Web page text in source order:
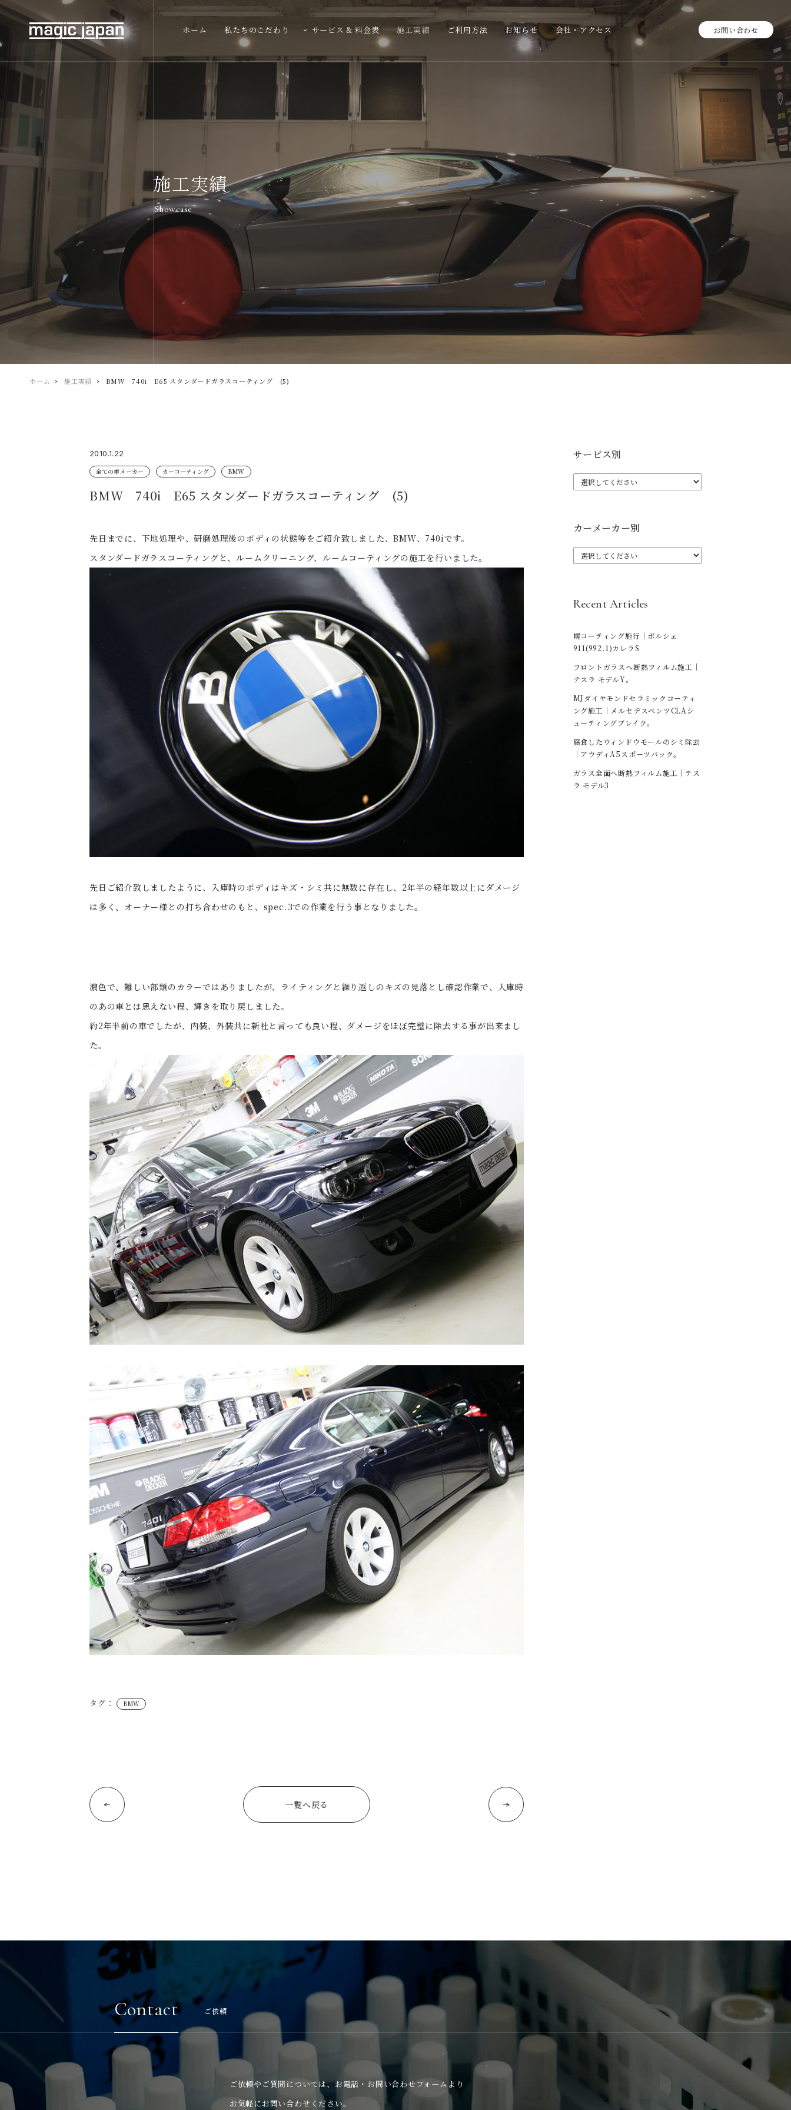
ホーム 私たちのこだわり サービス & 料金表 施工実績 ご利用方法 お知らせ 会社・アクセス お問い合わせ
施工実績
Showcase
ホーム 施工実績 BMW 740i E65 スタンダードガラスコーティング (5)
2010.1.22
全ての車メーカー カーコーティング BMW
BMW 740i E65 スタンダードガラスコーティング (5)
先日までに、下地処理や、研磨処理後のボディの状態等をご紹介致しました、BMW、740iです。
スタンダードガラスコーティングと、ルームクリーニング、ルームコーティングの施工を行いました。
先日ご紹介致しましたように、入庫時のボディはキズ・シミ共に無数に存在し、2年半の経年数以上にダメージ
は多く、オーナー様との打ち合わせのもと、spec.3での作業を行う事となりました。
濃色で、難しい部類のカラーではありましたが、ライティングと繰り返しのキズの見落とし確認作業で、入庫時
のあの車とは思えない程、輝きを取り戻しました。
約2年半前の車でしたが、内装、外装共に新社と言っても良い程、ダメージをほぼ完璧に除去する事が出来まし
た。
タグ： BMW
一覧へ戻る
サービス別
カーメーカー別
Recent Articles
幌コーティング施行｜ポルシェ
911(992.1)カレラS
フロントガラスへ断熱フィルム施工｜
テスラ モデルY。
MJダイヤモンドセラミックコーティ
ング施工｜メルセデスベンツCLAシ
ューティングブレイク。
腐食したウィンドウモールのシミ除去
｜アウディA5スポーツバック。
ガラス全面へ断熱フィルム施工｜テス
ラ モデル3
Contact ご依頼
ご依頼やご質問については、お電話・お問い合わせフォームより
お気軽にお問い合わせください。